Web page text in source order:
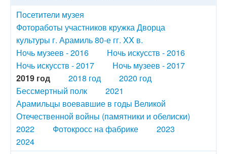
Посетители музея
Фотоработы участников кружка Дворца
культуры г. Арамиль 80-е гг. XX в.
Ночь музеев - 2016
Ночь искусств - 2016
Ночь искусств - 2017
Ночь музеев - 2017
2019 год
2018 год
2020 год
Бессмертный полк
2021
Арамильцы воевавшие в годы Великой
Отечественной войны (памятники и обелиски)
2022
Фотокросс на фабрике
2023
2024